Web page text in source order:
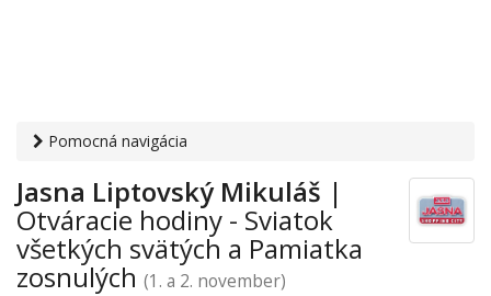
Pomocná navigácia
zábavné centrá›Sviatok všetkých svätých a Pamiatka
zosnulých› Jasna Liptovský Mikuláš
Jasna Liptovský Mikuláš |
Otváracie hodiny - Sviatok
všetkých svätých a Pamiatka
zosnulých (1. a 2. november)